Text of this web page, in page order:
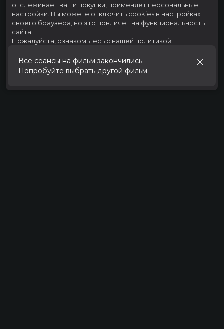
Все сеансы на фильм закончились.
Попробуйте выбрать другой фильм.
отслеживает ваши покупки, применяет персональные
настройки. Вы можете отключить cookies в настройках
своего браузера, но это повлияет на функциональность
сайта.
Пожалуйста, ознакомьтесь с нашей политикой
Принять